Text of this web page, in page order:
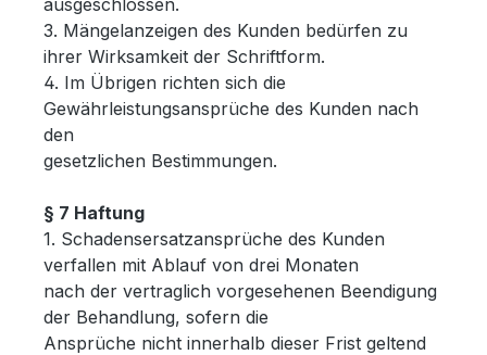
3. Mängelanzeigen des Kunden bedürfen zu
ihrer Wirksamkeit der Schriftform.
4. Im Übrigen richten sich die
Gewährleistungsansprüche des Kunden nach
den
gesetzlichen Bestimmungen.
§ 7 Haftung
1. Schadensersatzansprüche des Kunden
verfallen mit Ablauf von drei Monaten
nach der vertraglich vorgesehenen Beendigung
der Behandlung, sofern die
Ansprüche nicht innerhalb dieser Frist geltend